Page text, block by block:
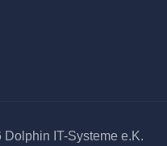
IT-Systeme e.K.